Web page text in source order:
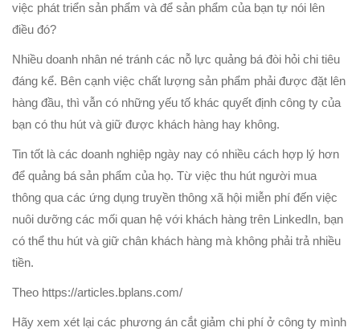
việc phát triển sản phẩm và để sản phẩm của bạn tự nói lên
điều đó?
Nhiều doanh nhân né tránh các nỗ lực quảng bá đòi hỏi chi tiêu
đáng kể. Bên cạnh việc chất lượng sản phẩm phải được đặt lên
hàng đầu, thì vẫn có những yếu tố khác quyết định công ty của
bạn có thu hút và giữ được khách hàng hay không.
Tin tốt là các doanh nghiệp ngày nay có nhiều cách hợp lý hơn
để quảng bá sản phẩm của họ. Từ việc thu hút người mua
thông qua các ứng dụng truyền thông xã hội miễn phí đến việc
nuôi dưỡng các mối quan hệ với khách hàng trên LinkedIn, bạn
có thể thu hút và giữ chân khách hàng mà không phải trả nhiều
tiền.
Theo https://articles.bplans.com/
Hãy xem xét lại các phương án cắt giảm chi phí ở công ty mình